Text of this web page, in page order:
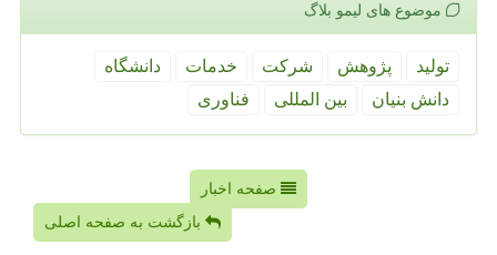
موضوع های لیمو بلاگ
تولید پژوهش شركت خدمات
دانشگاه
دانش بنیان
بین المللی فناوری
صفحه اخبار
بازگشت به صفحه اصلی